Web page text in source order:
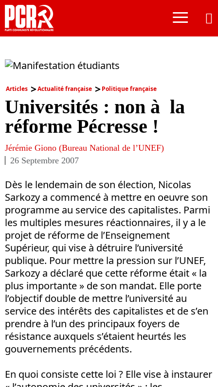
≡
Articles Actualité française Politique française
Universités : non à la
réforme Pécresse !
Jérémie Giono (Bureau National de l’UNEF)
26 Septembre 2007
Dès le lendemain de son élection, Nicolas
Sarkozy a commencé à mettre en oeuvre son
programme au service des capitalistes. Parmi
les multiples mesures réactionnaires, il y a le
projet de réforme de l’Enseignement
Supérieur, qui vise à détruire l’université
publique. Pour mettre la pression sur l’UNEF,
Sarkozy a déclaré que cette réforme était « la
plus importante » de son mandat. Elle porte
l’objectif double de mettre l’université au
service des intérêts des capitalistes et de s’en
prendre à l’un des principaux foyers de
résistance auxquels s’étaient heurtés les
gouvernements précédents.
En quoi consiste cette loi ? Elle vise à instaurer